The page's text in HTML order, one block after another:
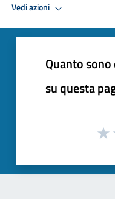
Vedi azioni
Quanto
su questa